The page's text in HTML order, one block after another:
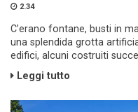
2.34
C’erano fontane, busti in
una splendida grotta
edifici, alcuni costruiti
Leggi tutto